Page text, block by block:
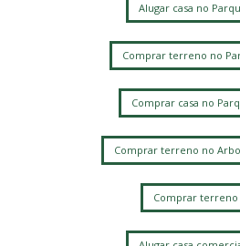
Alugar casa no
Comprar terreno no
Comprar casa no
Comprar terreno no
Comprar terreno